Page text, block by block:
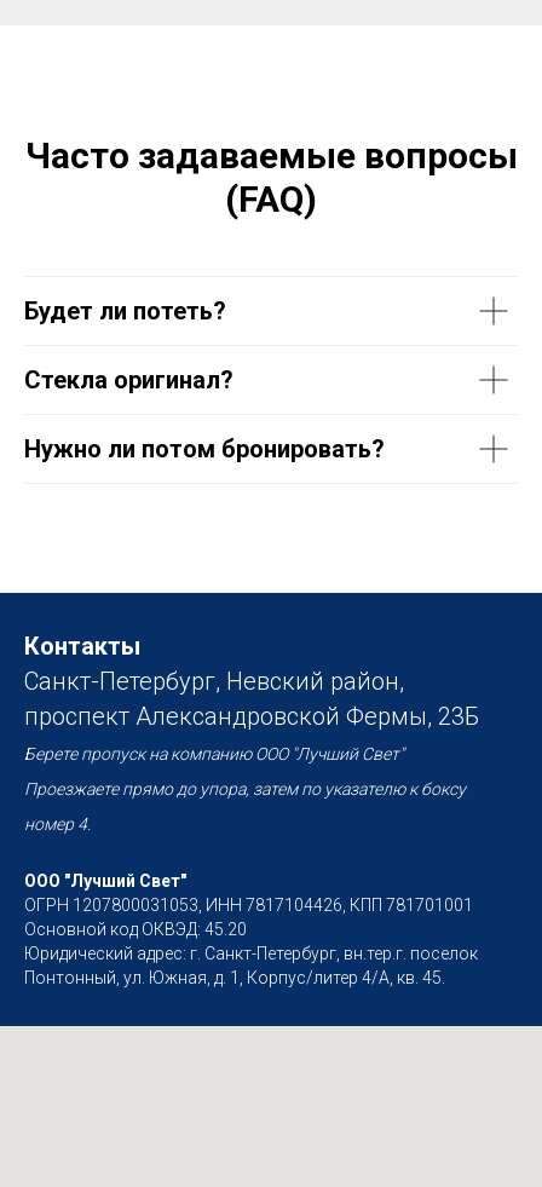
Часто задаваемые вопросы
(FAQ)
Будет ли потеть?
Стекла оригинал?
Нужно ли потом бронировать?
Контакты
Санкт-Петербург, Невский район,
проспект Александровской Фермы, 23Б
Берете пропуск на компанию ООО "Лучший Свет"
Проезжаете прямо до упора, затем по указателю к боксу
номер 4.
ООО "Лучший Свет"
ОГРН 1207800031053, ИНН 7817104426, КПП 781701001
Основной код ОКВЭД: 45.20
Юридический адрес: г. Санкт-Петербург, вн.тер.г. поселок
Понтонный, ул. Южная, д. 1, Корпус/литер 4/А, кв. 45.